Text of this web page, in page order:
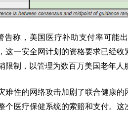
告称，美国医疗补助支付率可能
这一安全网计划的资格要求已经
限制，以管理为数百万美国老年人
难性的网络攻击加剧了联合健康
个医疗保健系统的索赔和支付。这